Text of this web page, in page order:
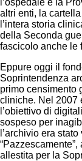
l’ospedale e la
altri enti, la
l’intera storia
della Seconda
fascicolo anche le
Eppure oggi il
Soprintendenza
primo censimento
cliniche. Nel 2007
l’obiettivo di
sospeso per
l’archivio era
allestita per la